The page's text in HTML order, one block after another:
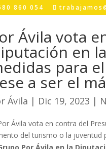
860 054
Ávila vota
en
para
a ser el
Ávila | Dic 19, 2023 |